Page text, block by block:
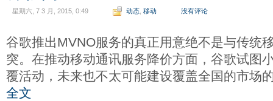
星期六, 7 3 月, 2015, 0:49 动态 移动 没有评论
谷歌推出MVNO服务的真正用意绝不是与传统
突。在推动移动通讯服务降价方面，谷歌试图
覆活动，未来也不太可能建设覆盖全国的市场
全文